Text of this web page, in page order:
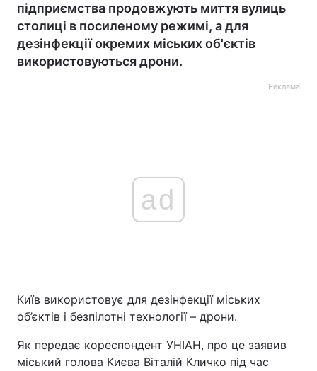
Головна Війна
Економіка Світ
підприємства продовжують миття вулиць
столиці в посиленому режимі, а для
дезінфекції окремих міських об'єктів
використовуються дрони.
Реклама
ad
Київ використовує для дезінфекції міських
об’єктів і безпілотні технології – дрони.
Як передає кореспондент УНІАН, про це заявив
міський голова Києва Віталій Кличко під час